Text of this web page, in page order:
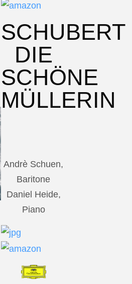
SCHUBERT
DIE
SCHÖNE
MÜLLERIN
Andrè Schuen,
Baritone
Daniel Heide,
Piano